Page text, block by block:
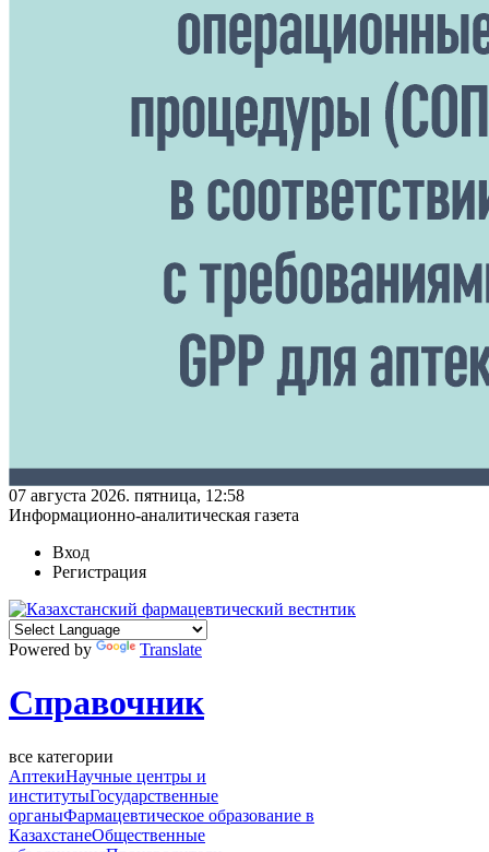
07 августа 2026. пятница, 12:58
Информационно-аналитическая газета
Вход
Регистрация
Powered by Translate
Справочник
все категории
АптекиНаучные центры и
институтыГосударственные
органыФармацевтическое образование в
КазахстанеОбщественные